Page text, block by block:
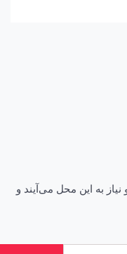
و نیاز به این محل می‌آیند و